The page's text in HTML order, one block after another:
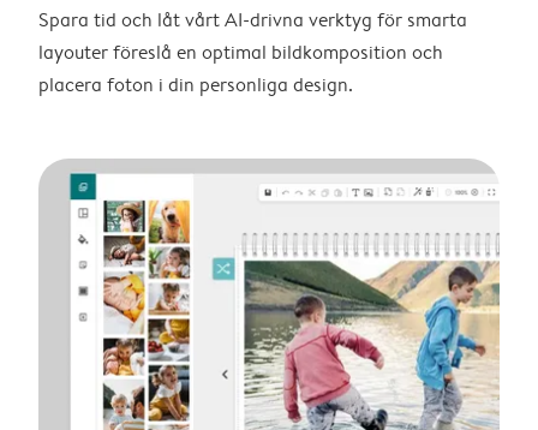
Spara tid och låt vårt AI-drivna verktyg för smarta
layouter föreslå en optimal bildkomposition och
placera foton i din personliga design.